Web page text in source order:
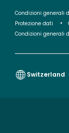
Condizioni generali
Protezione dati
Condizioni generali
Switzerland